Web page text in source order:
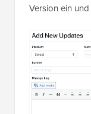
Version ein und